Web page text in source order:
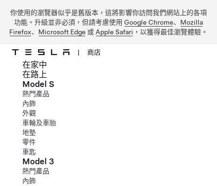
你使用的瀏覽器似乎是舊版本，這將影響你訪問我們網站上的各項
功能。升級並非必須，但請考慮使用 Google Chrome、 Mozilla
Firefox、 Microsoft Edge 或 Apple Safari ，以獲得最佳瀏覽體驗。
跳到主要內容
| 商店
在家中
在路上
Model S
熱門產品
內飾
外觀
車輪及車胎
地墊
零件
車匙
Model 3
熱門產品
內飾